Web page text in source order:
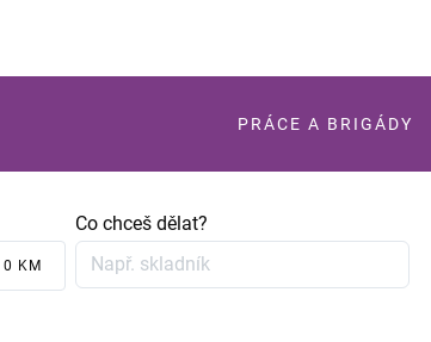
PRÁCE A BRIGÁDY
0 KM
Co chceš dělat?